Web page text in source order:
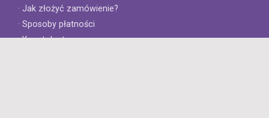
· Jak złożyć zamówienie?
· Sposoby płatności
· Koszt dostawy